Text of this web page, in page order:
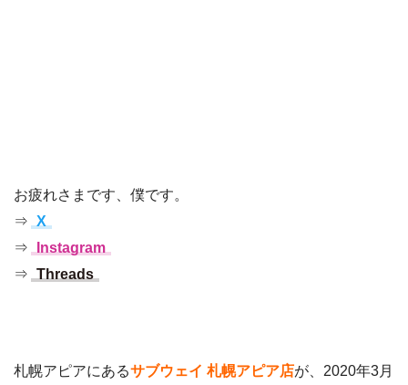
お疲れさまです、僕です。
⇒ X
⇒ Instagram
⇒ Threads
札幌アピアにあるサブウェイ 札幌アピア店が、2020年3月